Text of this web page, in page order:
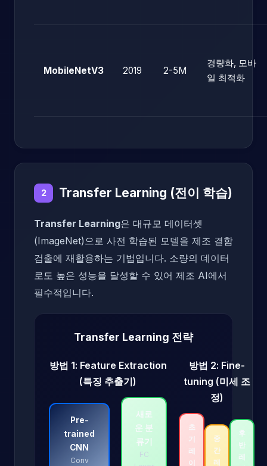
MobileNetV3 2019 2-5M
경량화, 모바
일 최적화
2 Transfer Learning (전이 학습)
Transfer Learning은 대규모 데이터셋
(ImageNet)으로 사전 학습된 모델을 제조 결함
검출에 재활용하는 기법입니다. 소량의 데이터
로도 높은 성능을 달성할 수 있어 제조 AI에서
필수적입니다.
Transfer Learning 전략
방법 1: Feature Extraction
(특징 추출기)
Pre-
trained
CNN
Conv
새로
운 분
류기
FC
방법 2: Fine-
tuning (미세 조
정)
초
기
레
이
중
간
레
후
반
레